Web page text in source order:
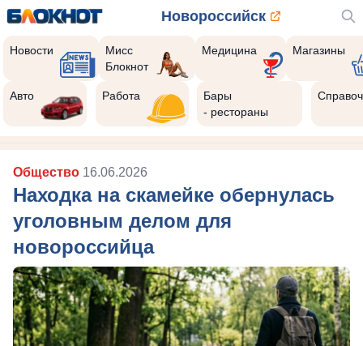
Новороссийск
Новости
Мисс
Блокнот
Медицина Магазины
Авто Работа
Бары
- рестораны
Общество 16.06.2026
Находка на скамейке обернулась
уголовным делом для
новороссийца